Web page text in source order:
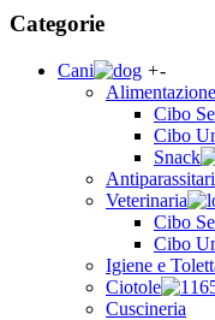
Categorie
Cani +-
Alimentazione
Cibo
Cibo
Snack
Antiparassitari
Veterinaria
Cibo
Cibo
Igiene e
Ciotole
Cuscineria